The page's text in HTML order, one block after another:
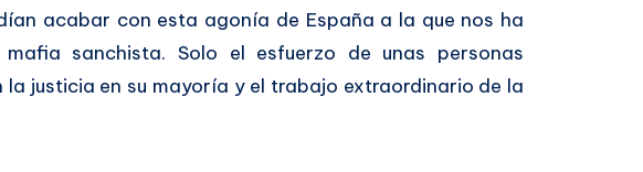
acabar con esta agonía de España a la que nos ha
sanchista. Solo el esfuerzo de unas personas
la justicia en su mayoría y el trabajo extraordinario de la